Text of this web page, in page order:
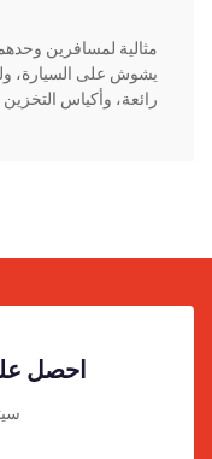
مثالية لمسافرين
يشوش على السيارة،
رائعة، وأكياس
احصل